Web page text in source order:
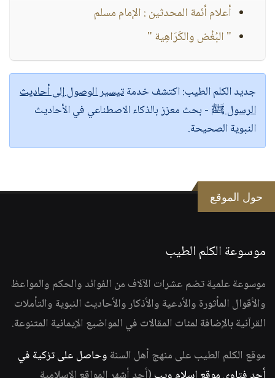
أعلام أئمة المحدثين : الإمام مسلم
" البُغْض والكَرَاهِية "
جديد الكلم الطيب:اكتشف خدمةتيسير الوصول إلى أحاديث
الرسول ﷺ - بحث معزز بالذكاء الاصطناعي في الأحاديث
النبوية الصحيحة.
حول الموقع
موسوعة الكلم الطيب
موسوعة علمية تضم عشرات الآلاف من الفوائد والحكم والمواعظ
والأقوال المأثورة والأدعية والأذكار والأحاديث النبوية والتأملات
القرآنية بالإضافة لمئات المقالات في المواضيع الإيمانية المتنوعة.
موقع الكلم الطيب على منهج أهل السنة وحاصل على تزكية في